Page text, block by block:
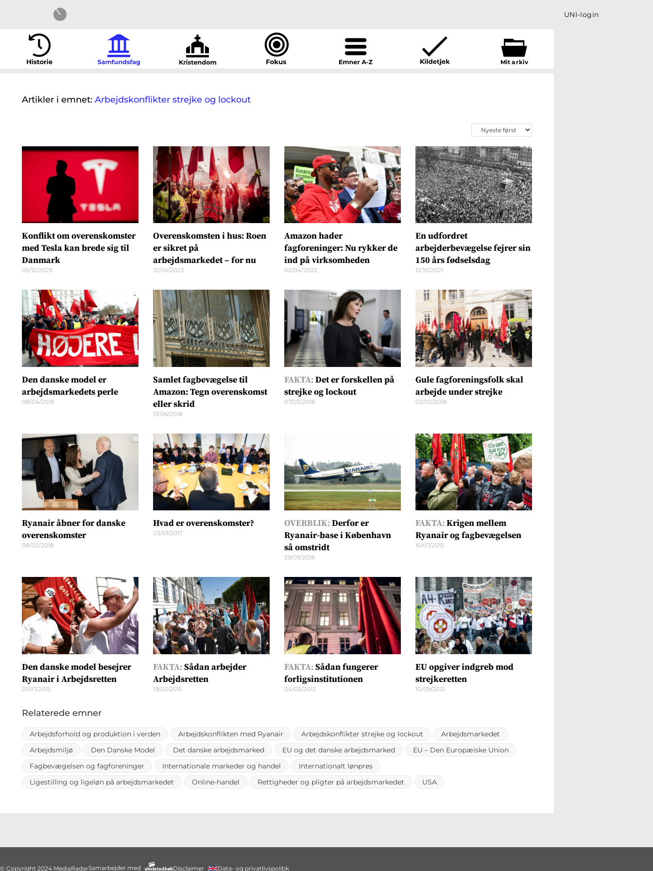
UNI-login
Mit arkiv
Artikler i emnet: Arbejdskonflikter strejke og lockout
Konflikt om overenskomster
med Tesla kan brede sig til
Danmark
05/12/2023
Overenskomsten i hus: Roen
er sikret på
arbejdsmarkedet – for nu
12/04/2023
Amazon hader
fagforeninger: Nu rykker de
ind på virksomheden
02/04/2022
En udfordret
arbejderbevægelse fejrer sin
150 års fødselsdag
12/10/2021
Den danske model er
arbejdsmarkedets perle
08/04/2019
Samlet fagbevægelse til
Amazon: Tegn overenskomst
eller skrid
13/06/2018
FAKTA:Det er forskellen på
strejke og lockout
07/03/2018
Gule fagforeningsfolk skal
arbejde under strejke
03/03/2018
Ryanair åbner for danske
overenskomster
08/02/2018
Hvad er overenskomster?
03/01/2017
OVERBLIK:Derfor er
Ryanair-base i København
så omstridt
29/09/2016
FAKTA:Krigen mellem
Ryanair og fagbevægelsen
15/07/2015
Den danske model besejrer
Ryanair i Arbejdsretten
01/07/2015
FAKTA:Sådan arbejder
Arbejdsretten
19/03/2015
FAKTA:Sådan fungerer
forligsinstitutionen
04/03/2013
EU opgiver indgreb mod
strejkeretten
10/09/2012
Relaterede emner
Arbejdsforhold og produktion i verden Arbejdskonflikten med Ryanair Arbejdskonflikter strejke og lockout
Arbejdsmarkedet
Arbejdsmiljø
Den Danske Model Det danske arbejdsmarked EU og det danske arbejdsmarked
EU – Den Europæiske Union
Fagbevægelsen og fagforeninger
Internationale markeder og handel
Internationalt lønpres
Ligestilling og ligeløn på arbejdsmarkedet
Online-handel Rettigheder og pligter på arbejdsmarkedet USA
© Copyright 2024 MediaRadarSamarbejder med Disclaimer Data- og privatlivspolitik